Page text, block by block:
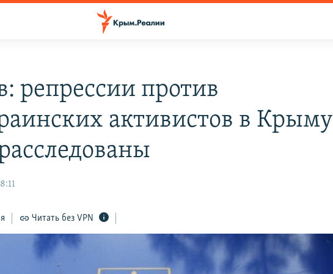
репрессии против
активистов в Крыму
Читать без VPN